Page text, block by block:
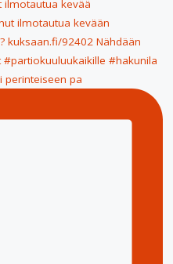
ilmotautua kevää
perinteiseen pa